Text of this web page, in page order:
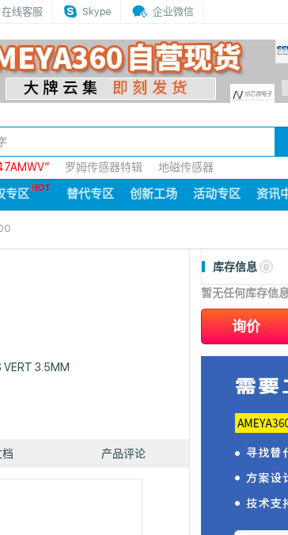
在线客服 Skype 企业微信
罗姆传感器特辑 地磁传感器
专区 替代专区 创新工场 活动专区 资讯
VERT 3.5MM
产品评论
库存信息 0
暂无任何库存信
询价